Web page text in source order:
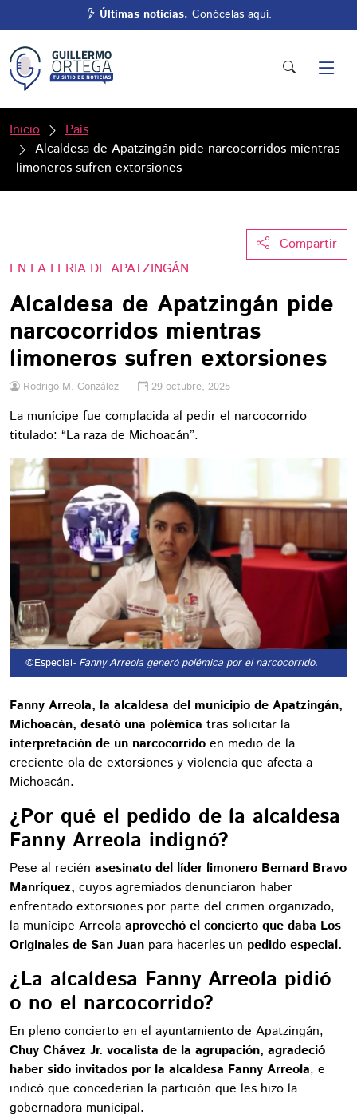
Últimas noticias. Conócelas aquí.
Inicio
País
Alcaldesa de Apatzingán pide narcocorridos mientras
limoneros sufren extorsiones
Compartir
EN LA FERIA DE APATZINGÁN
Alcaldesa de Apatzingán pide
narcocorridos mientras
limoneros sufren extorsiones
Rodrigo M. González 29 octubre, 2025
La munícipe fue complacida al pedir el narcocorrido
titulado: “La raza de Michoacán”.
©Especial- Fanny Arreola generó polémica por el narcocorrido.
Fanny Arreola, la alcaldesa del municipio de Apatzingán,
Michoacán, desató una polémica tras solicitar la
interpretación de un narcocorrido en medio de la
creciente ola de extorsiones y violencia que afecta a
Michoacán.
¿Por qué el pedido de la alcaldesa
Fanny Arreola indignó?
Pese al recién asesinato del líder limonero Bernard Bravo
Manríquez, cuyos agremiados denunciaron haber
enfrentado extorsiones por parte del crimen organizado,
la munícipe Arreola aprovechó el concierto que daba Los
Originales de San Juan para hacerles un pedido especial.
¿La alcaldesa Fanny Arreola pidió
o no el narcocorrido?
En pleno concierto en el ayuntamiento de Apatzingán,
Chuy Chávez Jr. vocalista de la agrupación, agradeció
haber sido invitados por la alcaldesa Fanny Arreola, e
indicó que concederían la partición que les hizo la
gobernadora municipal.